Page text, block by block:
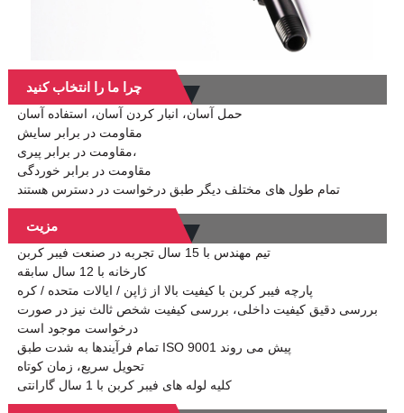
چرا ما را انتخاب کنید
حمل آسان، انبار کردن آسان، استفاده آسان
مقاومت در برابر سایش
مقاومت در برابر پیری،
مقاومت در برابر خوردگی
تمام طول های مختلف دیگر طبق درخواست در دسترس هستند
مزیت
تیم مهندس با 15 سال تجربه در صنعت فیبر کربن
کارخانه با 12 سال سابقه
پارچه فیبر کربن با کیفیت بالا از ژاپن / ایالات متحده / کره
بررسی دقیق کیفیت داخلی، بررسی کیفیت شخص ثالث نیز در صورت
درخواست موجود است
تمام فرآیندها به شدت طبق ISO 9001 پیش می روند
تحویل سریع، زمان کوتاه
کلیه لوله های فیبر کربن با 1 سال گارانتی